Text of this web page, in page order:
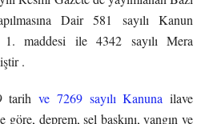
Dair 581 sayılı Kanun
1. maddesi ile 4342 sayılı Mera
.
tarih ve 7269 sayılı Kanuna ilave
deprem, sel baskını, yangın ve